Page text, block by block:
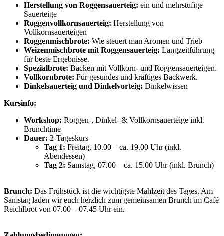
Herstellung von Roggensauerteig: ein und mehrstufige
Sauerteige
Roggenvollkornsauerteig: Herstellung von
Vollkornsauerteigen
Roggenmischbrote: Wie steuert man Aromen und Trieb
Weizenmischbrote mit Roggensauerteig: Langzeitführung
für beste Ergebnisse.
Spezialbrote: Backen mit Vollkorn- und Roggensauerteigen.
Vollkornbrote: Für gesundes und kräftiges Backwerk.
Dinkelsauerteig und Dinkelvorteig: Dinkelwissen
Kursinfo:
Workshop: Roggen-, Dinkel- & Vollkornsauerteige inkl.
Brunchtime
Dauer: 2-Tageskurs
Tag 1: Freitag, 10.00 – ca. 19.00 Uhr (inkl.
Abendessen)
Tag 2: Samstag, 07.00 – ca. 15.00 Uhr (inkl. Brunch)
Brunch: Das Frühstück ist die wichtigste Mahlzeit des Tages. Am
Samstag laden wir euch herzlich zum gemeinsamen Brunch im Café
Reichlbrot von 07.00 – 07.45 Uhr ein.